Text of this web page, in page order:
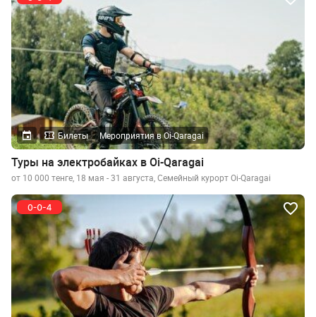
Билеты Мероприятия в Oi-Qaragai
Туры на электробайках в Oi-Qaragai
от 10 000 тенге, 18 мая - 31 августа, Семейный курорт Oi-Qaragai